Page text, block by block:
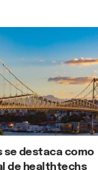
se destaca como
de healthtechs